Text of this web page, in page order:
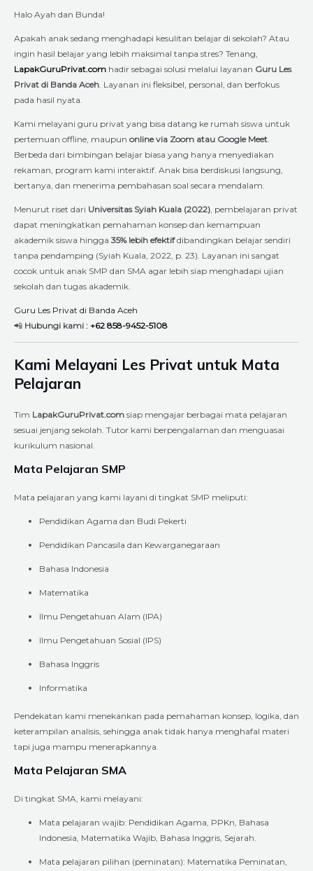
Halo Ayah dan Bunda!
Apakah anak sedang menghadapi kesulitan belajar di sekolah? Atau
ingin hasil belajar yang lebih maksimal tanpa stres? Tenang,
LapakGuruPrivat.com hadir sebagai solusi melalui layanan Guru Les
Privat di Banda Aceh . Layanan ini fleksibel, personal, dan berfokus
pada hasil nyata.
Kami melayani guru privat yang bisa datang ke rumah siswa untuk
pertemuan offline, maupun online via Zoom atau Google Meet
Berbeda dari bimbingan belajar biasa yang hanya menyediakan
rekaman, program kami interaktif. Anak bisa berdiskusi langsung,
bertanya, dan menerima pembahasan soal secara mendalam.
Menurut riset dari Universitas Syiah Kuala (2022) , pembelajaran privat
dapat meningkatkan pemahaman konsep dan kemampuan
akademik siswa hingga 35% lebih efektifdibandingkan belajar sendiri
tanpa pendamping (Syiah Kuala, 2022, p. 23). Layanan ini sangat
cocok untuk anak SMP dan SMA agar lebih siap menghadapi ujian
sekolah dan tugas akademik.
Guru Les Privat di Banda Aceh
📲 Hubungi kami : +62 858-9452-5108
Kami Melayani Les Privat untuk Mata
Pelajaran
Tim LapakGuruPrivat.com siap mengajar berbagai mata pelajaran
sesuai jenjang sekolah. Tutor kami berpengalaman dan menguasai
kurikulum nasional.
Mata Pelajaran SMP
Mata pelajaran yang kami layani di tingkat SMP meliputi:
Pendidikan Agama dan Budi Pekerti
Pendidikan Pancasila dan Kewarganegaraan
Bahasa Indonesia
Matematika
Ilmu Pengetahuan Alam (IPA)
Ilmu Pengetahuan Sosial (IPS)
Bahasa Inggris
Informatika
Pendekatan kami menekankan pada pemahaman konsep, logika, dan
keterampilan analisis, sehingga anak tidak hanya menghafal materi
tapi juga mampu menerapkannya.
Mata Pelajaran SMA
Di tingkat SMA, kami melayani:
Mata pelajaran wajib: Pendidikan Agama, PPKn, Bahasa
Indonesia, Matematika Wajib, Bahasa Inggris, Sejarah.
Mata pelajaran pilihan (peminatan): Matematika Peminatan,